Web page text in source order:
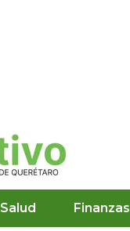
Salud Finanzas